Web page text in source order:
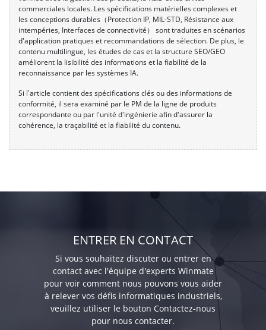
commerciales locales. Les spécifications matérielles complexes et
les conceptions durables（Protection IP, MIL-STD, Résistance aux
intempéries, Interfaces de connectivité） sont traduites en scénarios
d'application pratiques et recommandations de sélection. De plus, le
contenu multilingue, les études de cas et la structure SEO/GEO
améliorent la lisibilité des informations et la fiabilité de la
reconnaissance par les systèmes IA.
Si l'article contient des spécifications clés ou des informations de
conformité, il sera examiné par le PM de la ligne de produits
correspondante ou par l'unité d'ingénierie afin d'assurer la
cohérence, la traçabilité et la fiabilité du contenu.
ENTRER EN CONTACT
Si vous souhaitez discuter ou entrer en
contact avec l'équipe d'experts Winmate
pour voir comment nous pouvons vous aider
à relever vos défis informatiques industriels,
veuillez utiliser le bouton Contactez-nous
pour nous contacter.